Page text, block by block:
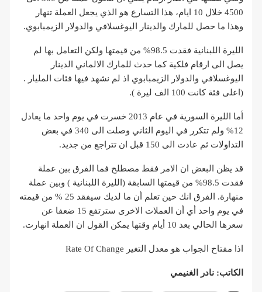
4500 خلال 10 ايام، هذا التسارع هو الذي يجعل العملة تنهار
وهذا ما حصل للمارك والدينار اليوغسلافي والدولار الزيمبابوي.
الليرة اللبنانية فقدت 98.5% من قيمتها ولكن التعامل بها لم
يصل الى ارقام فلكية كما حدث للمارك الالماني الدينار
اليوغسلافي والدولار الزيمبابوي اذ لم نشهد فيها فئات المليار .
(اعلى فئة كانت 100 الف ليرة ).
أما الليرة السورية في عام 2013 خسرت في يوم واحد ما يعادل
12% ولم تتكرر في اليوم الثاني وصلت الى 340 في بعض
التداولات ثم عادت الى 150 قبل ان تتراجع من جديد.
قد يظن البعض ان الامر فقط مصطلح فما الفرق بين عملة
فقدت 98.5% من قيمتها السابقة (الليرة اللبنانية ) وبين عملة
منهارة. الفرق انك حين تعلم أن ما لديك سيفقد 25 % من قيمته
في يوم واحد أي أن العملات الاخرى سترتفع 15 ضعفا عن
سعرها الحالي بعد 10 أيام وقتها يمكن القول ان العملة انهارت.
اذا مفتاح الجواب هو معدل التغير Rate Of Change
الكاتب: نادر الغنيمي